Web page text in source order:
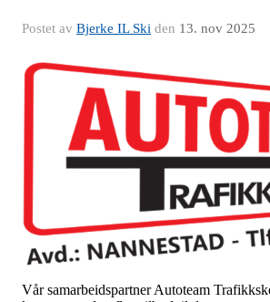
Postet av Bjerke IL Ski den 13. nov 2025
Vår samarbeidspartner Autoteam